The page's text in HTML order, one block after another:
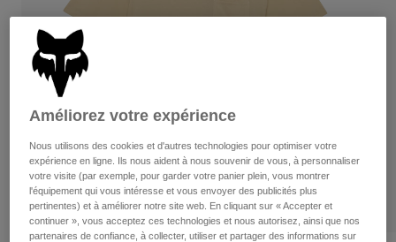
Goggles
Jackets & Hydration Vests
Base Layers
Pants
Gloves
Goggles
Shorts
Swim
Tout acheter
Womens
Hats
Shirts
Améliorez votre expérience
Nous utilisons des cookies et d'autres technologies pour optimiser votre
expérience en ligne. Ils nous aident à nous souvenir de vous, à personnaliser
votre visite (par exemple, pour garder votre panier plein, vous montrer
l'équipement qui vous intéresse et vous envoyer des publicités plus
pertinentes) et à améliorer notre site web. En cliquant sur « Accepter et
continuer », vous acceptez ces technologies et nous autorisez, ainsi que nos
partenaires de confiance, à collecter, utiliser et partager des informations sur